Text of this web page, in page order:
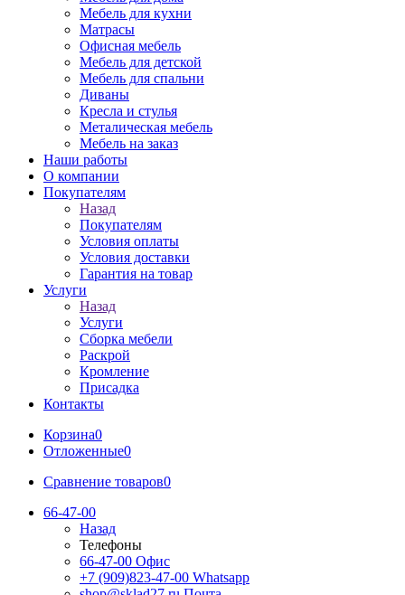
Мебель для кухни
Матрасы
Офисная мебель
Мебель для детской
Мебель для спальни
Диваны
Кресла и стулья
Металическая мебель
Мебель на заказ
Наши работы
О компании
Покупателям
Назад
Покупателям
Условия оплаты
Условия доставки
Гарантия на товар
Услуги
Назад
Услуги
Сборка мебели
Раскрой
Кромление
Присадка
Контакты
Корзина0
Отложенные0
Сравнение товаров0
66-47-00
Назад
Телефоны
66-47-00 Офис
+7 (909)823-47-00 Whatsapp